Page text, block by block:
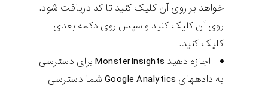
خواهد بر روی آن کلیک کنید تا کد دریافت شود.
روی آن کلیک کنید و سپس روی دکمه بعدی
کلیک کنید.
اجازه دهید MonsterInsights برای دسترسی
به دادههای Google Analytics شما دسترسی